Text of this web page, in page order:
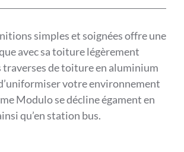
simples et soignées offre une
avec sa toiture légèrement
traverses de toiture en aluminium
votre environnement
Modulo se décline égament en
qu’en station bus.